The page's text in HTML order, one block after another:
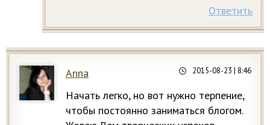
Ответить
Anna 2015-08-23 | 8:46
Начать легко, но вот нужно терпение,
чтобы постоянно заниматься блогом.